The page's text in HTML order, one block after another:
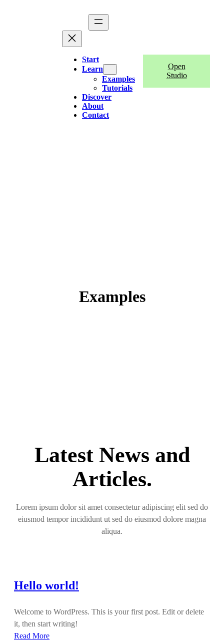
Start
Learn
Examples
Tutorials
Discover
About
Contact
Open
Studio
Examples
Latest News and
Articles.
Lorem ipsum dolor sit amet consectetur adipiscing elit sed do
eiusmod tempor incididunt ut sed do eiusmod dolore magna
aliqua.
Hello world!
Welcome to WordPress. This is your first post. Edit or delete
it, then start writing!
Read More